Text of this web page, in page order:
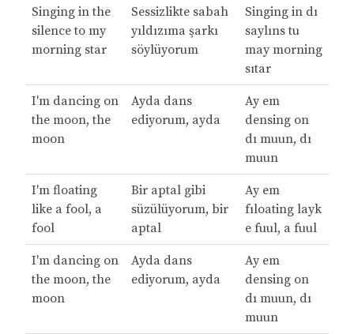
Singing in the
silence to my
morning star
Sessizlikte sabah
yıldızıma şarkı
söylüyorum
Singing in dı
saylıns tu
may morning
sıtar
I'm dancing on
the moon, the
moon
Ayda dans
ediyorum, ayda
Ay em
densing on
dı muun, dı
muun
I'm floating
like a fool, a
fool
Bir aptal gibi
süzülüyorum, bir
aptal
Ay em
fıloating layk
e fuul, a fuul
I'm dancing on
the moon, the
moon
Ayda dans
ediyorum, ayda
Ay em
densing on
dı muun, dı
muun